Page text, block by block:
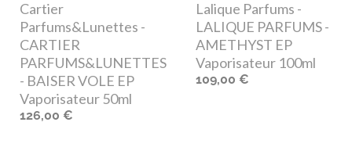
Cartier
Parfums&Lunettes -
CARTIER
PARFUMS&LUNETTES
- BAISER VOLE EP
Vaporisateur 50ml
126,00 €
Lalique Parfums -
LALIQUE PARFUMS -
AMETHYST EP
Vaporisateur 100ml
109,00 €